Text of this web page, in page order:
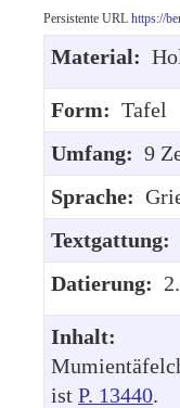
springen
Persistente URL https://
Material:
Form: Tafel
Umfang: 9
Sprache:
Textgattung:
Datierung:
Inhalt:
ist P. 13440.